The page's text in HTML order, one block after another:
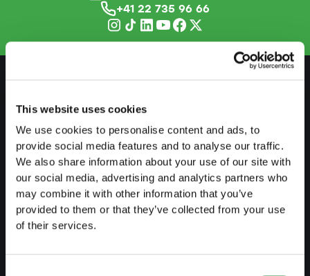
This website uses cookies
We use cookies to personalise content and ads, to
provide social media features and to analyse our traffic.
We also share information about your use of our site with
our social media, advertising and analytics partners who
may combine it with other information that you’ve
provided to them or that they’ve collected from your use
of their services.
+41 22 735 96 66
SE PRÉPARER
Guide de l'indépendance
Créer business plan
Aspects fiscaux
Retrait caisse pension